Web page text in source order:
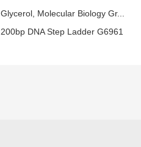
Glycerol, Molecular Biology Gr...
200bp DNA Step Ladder G6961